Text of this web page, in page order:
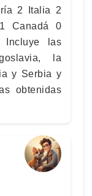
2 Italia 2
Canadá 0
las
la
y Serbia y
obtenidas